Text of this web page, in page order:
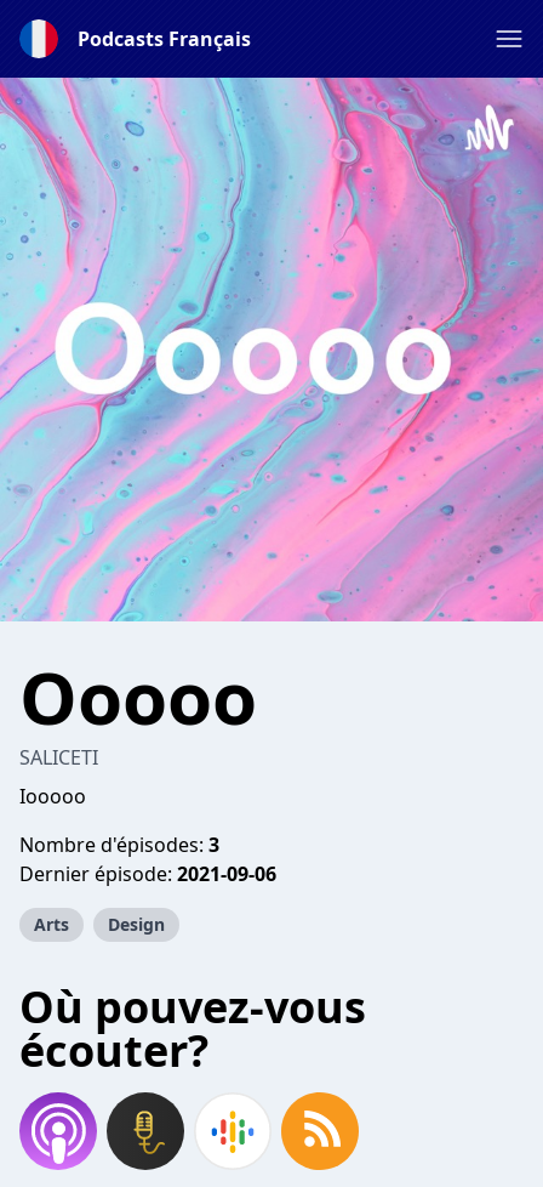
Podcasts Français
Ooooo
SALICETI
Iooooo
Nombre d'épisodes: 3
Dernier épisode: 2021-09-06
Arts Design
Où pouvez-vous
écouter?